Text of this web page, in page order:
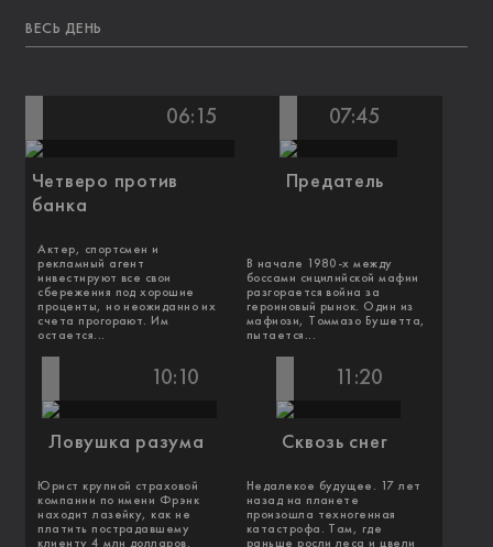
ВЕСЬ ДЕНЬ
06:15
Четверо против
банка
Актер, спортсмен и
рекламный агент
инвестируют все свои
сбережения под хорошие
проценты, но неожиданно их
счета прогорают. Им
остается...
07:45
Предатель
В начале 1980-х между
боссами сицилийской мафии
разгорается война за
героиновый рынок. Один из
мафиози, Томмазо Бушетта,
пытается...
10:10
Ловушка разума
Юрист крупной страховой
компании по имени Фрэнк
находит лазейку, как не
платить пострадавшему
клиенту 4 млн долларов.
11:20
Сквозь снег
Недалекое будущее. 17 лет
назад на планете
произошла техногенная
катастрофа. Там, где
раньше росли леса и цвели